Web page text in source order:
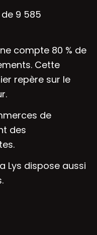
de 9 585
compte 80 % de
Cette
repère sur le
de
des
Lys dispose aussi